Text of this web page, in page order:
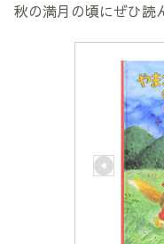
秋の満月の頃にぜひ読